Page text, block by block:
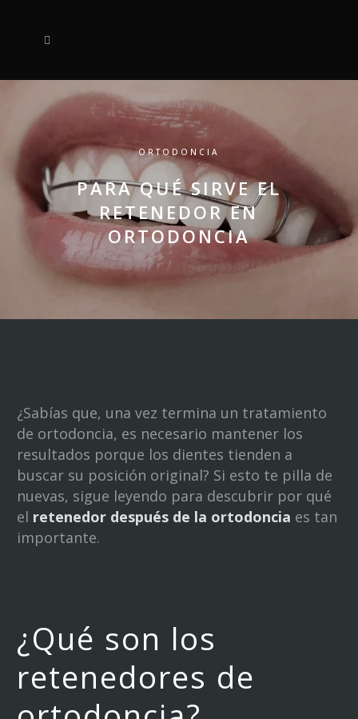
ORTODONCIA
PARA QUÉ SIRVE EL
RETENEDOR EN
ORTODONCIA
¿Sabías que, una vez termina un tratamiento
de ortodoncia, es necesario mantener los
resultados porque los dientes tienden a
buscar su posición original? Si esto te pilla de
nuevas, sigue leyendo para descubrir por qué
el retenedor después de la ortodoncia es tan
importante.
¿Qué son los
retenedores de